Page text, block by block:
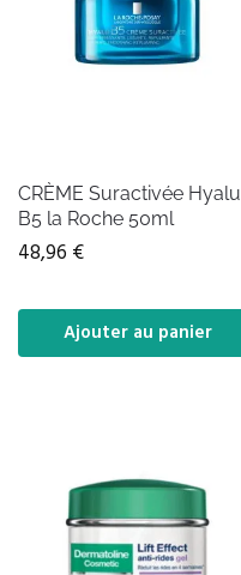
CRÈME Suractivée Hyalu
B5 la Roche 50ml
48,96 €
Ajouter au panier